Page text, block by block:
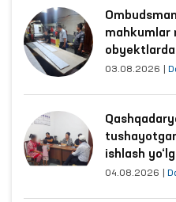
mahkumlar
03.08.2026
ishlash
04.08.2026